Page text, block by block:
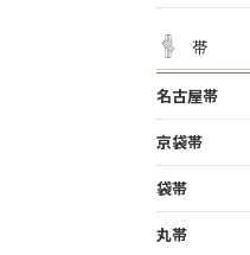
帯
名古屋帯
京袋帯
袋帯
丸帯